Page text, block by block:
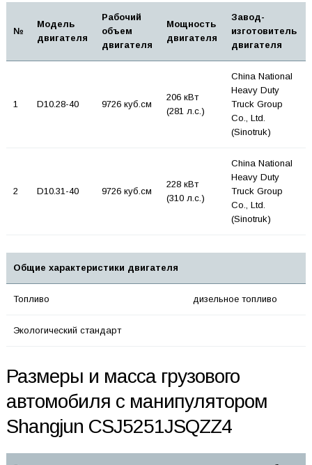
№
Модель
двигателя
Рабочий
объем
двигателя
Мощность
двигателя
Завод-
изготовитель
двигателя
1 D10.28-40 9726 куб.см
206 кВт
(281 л.с.)
China National
Heavy Duty
Truck Group
Co., Ltd.
(Sinotruk)
2 D10.31-40 9726 куб.см
228 кВт
(310 л.с.)
China National
Heavy Duty
Truck Group
Co., Ltd.
(Sinotruk)
Общие характеристики двигателя
Топливо дизельное топливо
Экологический стандарт
Размеры и масса грузового
автомобиля с манипулятором
Shangjun CSJ5251JSQZZ4